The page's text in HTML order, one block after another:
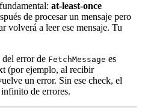
at-least-once
de procesar un mensaje pero
volverá a leer ese mensaje. Tu
del error de FetchMessage es
(por ejemplo, al recibir
un error. Sin ese check, el
de errores.